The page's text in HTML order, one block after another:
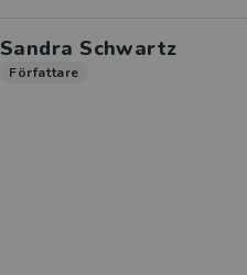
Sandra Schwartz
Författare